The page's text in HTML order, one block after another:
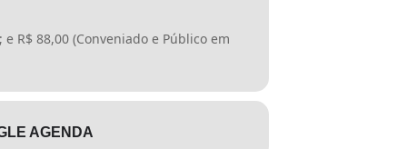
R$ 88,00 (Conveniado e Público em
AGENDA